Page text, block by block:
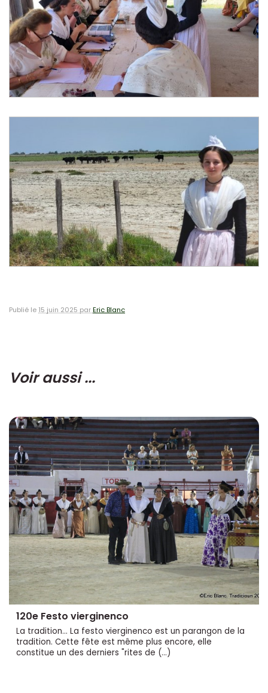
Publié le 15 juin 2025 parEric Blanc
Voir aussi ...
120e Festo vierginenco
La tradition... La festo vierginenco est un parangon de la
tradition. Cette fête est même plus encore, elle
constitue un des derniers "rites de (…)